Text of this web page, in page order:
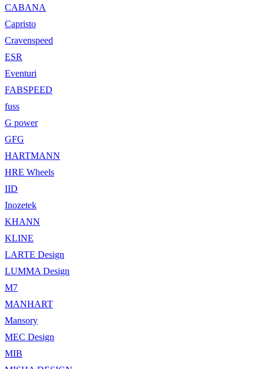
CABANA
Capristo
Cravenspeed
ESR
Eventuri
FABSPEED
fuss
G power
GFG
HARTMANN
HRE Wheels
IID
Inozetek
KHANN
KLINE
LARTE Design
LUMMA Design
M7
MANHART
Mansory
MEC Design
MIB